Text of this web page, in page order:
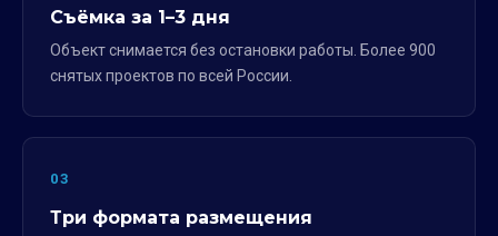
Съёмка за 1–3 дня
Объект снимается без остановки работы. Более 900
снятых проектов по всей России.
03
Три формата размещения